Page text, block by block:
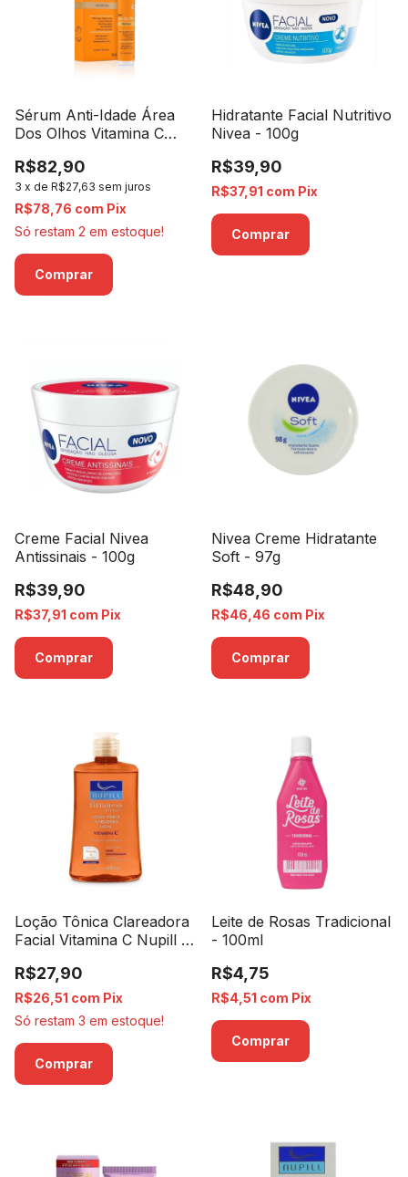
Sérum Anti-Idade Área
Dos Olhos Vitamina C
R$82,90
3 x de R$27,63 sem juros
R$78,76 com Pix
Só restam 2 em estoque!
Hidratante Facial Nutritivo
Nivea - 100g
R$39,90
R$37,91 com Pix
Creme Facial Nivea
Antissinais - 100g
R$39,90
R$37,91 com Pix
Nivea Creme Hidratante
Soft - 97g
R$48,90
R$46,46 com Pix
Loção Tônica Clareadora
Facial Vitamina C Nupill -
R$27,90
R$26,51 com Pix
Só restam 3 em estoque!
Leite de Rosas Tradicional
- 100ml
R$4,75
R$4,51 com Pix